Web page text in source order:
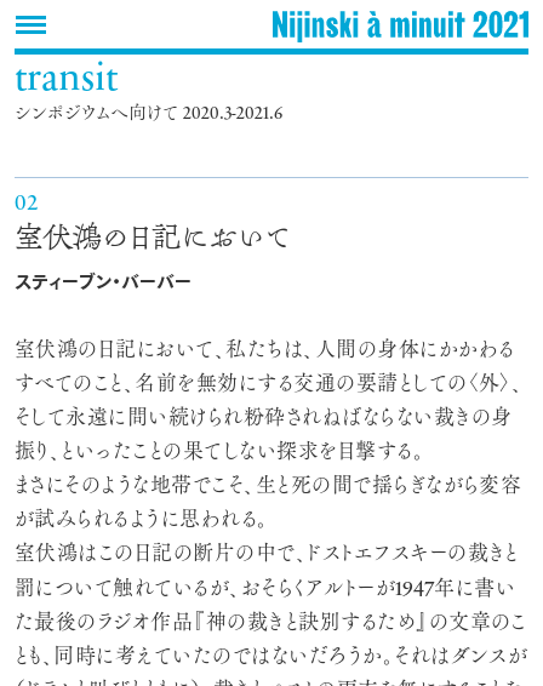
transit
シンポジウムへ向けて 2020.3-2021.6
02
室伏鴻の日記において
スティーブン・バーバー
室伏鴻の日記において、私たちは、人間の身体にかかわる
すべてのこと、名前を無効にする交通の要請としての〈外〉、
そして永遠に問い続けられ粉砕されねばならない裁きの身
振り、といったことの果てしない探求を目撃する。
まさにそのような地帯でこそ、生と死の間で揺らぎながら変容
が試みられるように思われる。
室伏鴻はこの日記の断片の中で、ドストエフスキーの裁きと
罰について触れているが、おそらくアルトーが1947年に書い
た最後のラジオ作品『神の裁きと訣別するため』の文章のこ
とも、同時に考えていたのではないだろうか。それはダンスが